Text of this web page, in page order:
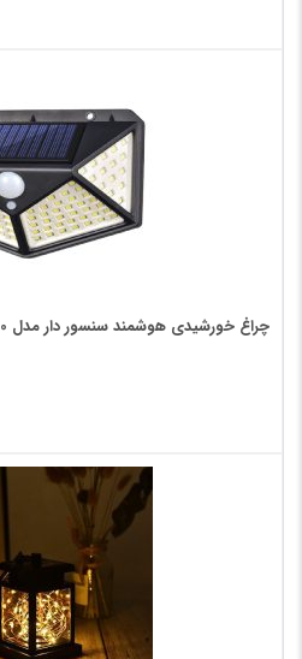
چراغ خورشیدی هوشمند سنسور دار مدل 100 LED